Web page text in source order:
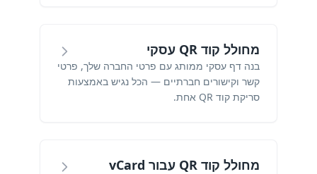
מחולל קוד QR עסקי
בנה דף עסקי ממותג עם פרטי החברה שלך, פרטי
קשר וקישורים חברתיים — הכל נגיש באמצעות
סריקת קוד QR אחת.
מחולל קוד QR עבור vCard